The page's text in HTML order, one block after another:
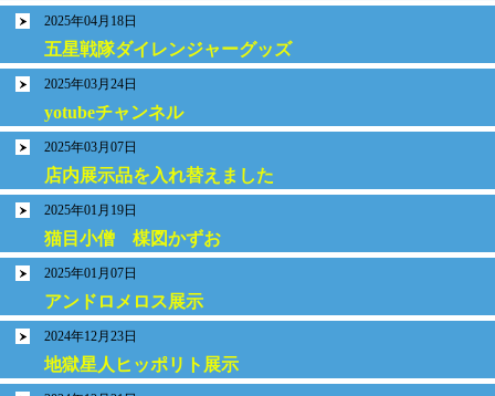
2025年04月18日
五星戦隊ダイレンジャーグッズ
2025年03月24日
yotubeチャンネル
2025年03月07日
店内展示品を入れ替えました
2025年01月19日
猫目小僧 楳図かずお
2025年01月07日
アンドロメロス展示
2024年12月23日
地獄星人ヒッポリト展示